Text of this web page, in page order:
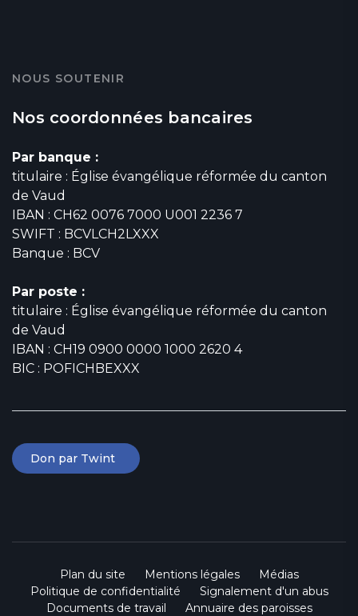
NOUS SOUTENIR
Nos coordonnées bancaires
Par banque :
titulaire : Église évangélique réformée du canton
de Vaud
IBAN : CH62 0076 7000 U001 2236 7
SWIFT : BCVLCH2LXXX
Banque : BCV
Par poste :
titulaire : Église évangélique réformée du canton
de Vaud
IBAN : CH19 0900 0000 1000 2620 4
BIC : POFICHBEXXX
Don par Twint
Plan du site Mentions légales
Médias
Politique de confidentialité
Signalement d'un abus
Documents de travail
Annuaire des paroisses